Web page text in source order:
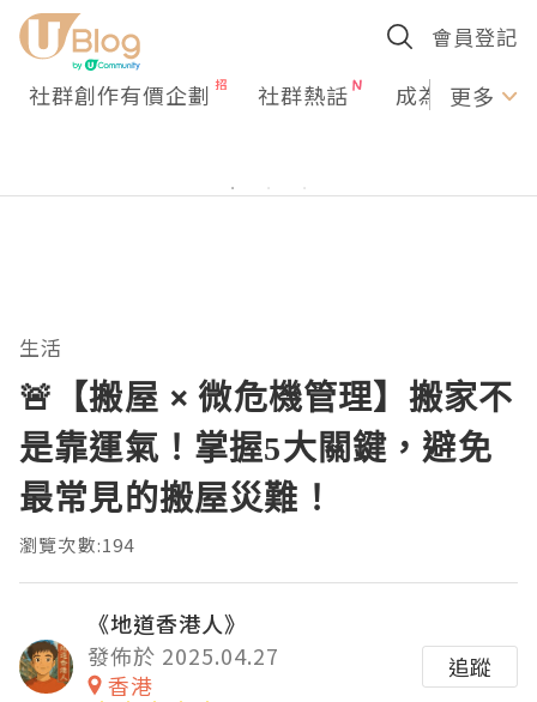
會員登記
社群創作有價企劃 社群熱話 成為U更多
生活
🚨【搬屋 × 微危機管理】搬家不
是靠運氣！掌握5大關鍵，避免
最常見的搬屋災難！
瀏覽次數:194
《地道香港人》
發佈於 2025.04.27
香港
追蹤